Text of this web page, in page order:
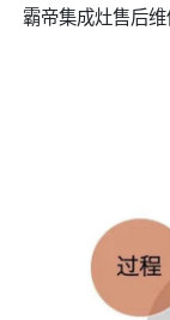
霸帝集成灶售后